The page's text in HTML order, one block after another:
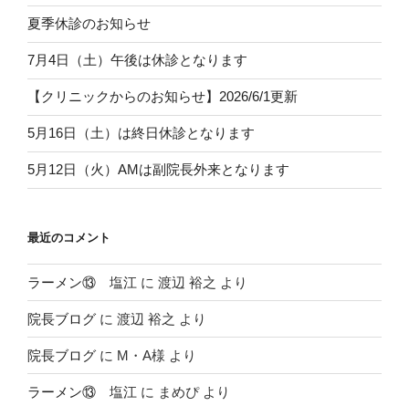
夏季休診のお知らせ
7月4日（土）午後は休診となります
【クリニックからのお知らせ】2026/6/1更新
5月16日（土）は終日休診となります
5月12日（火）AMは副院長外来となります
最近のコメント
ラーメン⑬ 塩江 に 渡辺 裕之 より
院長ブログ に 渡辺 裕之 より
院長ブログ に M・A様 より
ラーメン⑬ 塩江 に まめぴより